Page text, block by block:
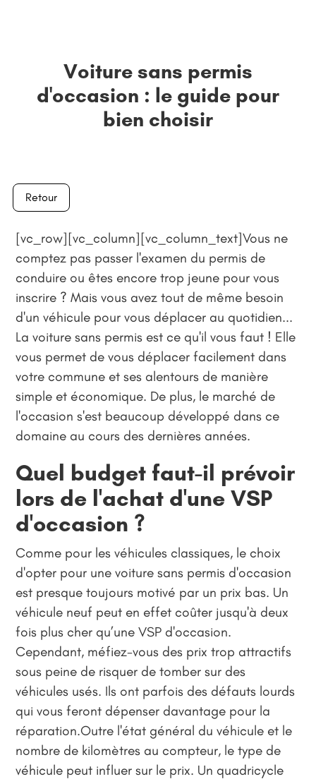
Voiture sans permis
d'occasion : le guide pour
bien choisir
Retour
[vc_row][vc_column][vc_column_text]Vous ne
comptez pas passer l'examen du permis de
conduire ou êtes encore trop jeune pour vous
inscrire ? Mais vous avez tout de même besoin
d'un véhicule pour vous déplacer au quotidien...
La voiture sans permis est ce qu'il vous faut ! Elle
vous permet de vous déplacer facilement dans
votre commune et ses alentours de manière
simple et économique. De plus, le marché de
l'occasion s'est beaucoup développé dans ce
domaine au cours des dernières années.
Quel budget faut-il prévoir
lors de l'achat d'une VSP
d'occasion ?
Comme pour les véhicules classiques, le choix
d'opter pour une voiture sans permis d'occasion
est presque toujours motivé par un prix bas. Un
véhicule neuf peut en effet coûter jusqu'à deux
fois plus cher qu’une VSP d'occasion.
Cependant, méfiez-vous des prix trop attractifs
sous peine de risquer de tomber sur des
véhicules usés. Ils ont parfois des défauts lourds
qui vous feront dépenser davantage pour la
réparation.Outre l'état général du véhicule et le
nombre de kilomètres au compteur, le type de
véhicule peut influer sur le prix. Un quadricycle